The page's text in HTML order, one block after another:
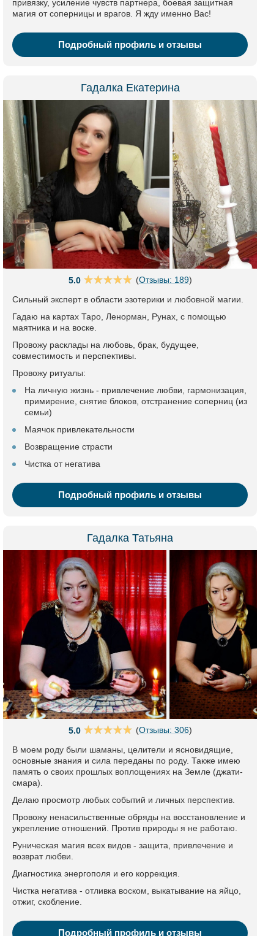
привязку, усиление чувств партнера, боевая защитная
магия от соперницы и врагов. Я жду именно Вас!
Подробный профиль и отзывы
Гадалка Екатерина
5.0 (Отзывы: 189)
Сильный эксперт в области эзотерики и любовной магии.
Гадаю на картах Таро, Ленорман, Рунах, с помощью
маятника и на воске.
Провожу расклады на любовь, брак, будущее,
совместимость и перспективы.
Провожу ритуалы:
На личную жизнь - привлечение любви, гармонизация,
примирение, снятие блоков, отстранение соперниц (из
семьи)
Маячок привлекательности
Возвращение страсти
Чистка от негатива
Подробный профиль и отзывы
Гадалка Татьяна
5.0 (Отзывы: 306)
В моем роду были шаманы, целители и ясновидящие,
основные знания и сила переданы по роду. Также имею
память о своих прошлых воплощениях на Земле (джати-
смара).
Делаю просмотр любых событий и личных перспектив.
Провожу ненасильственные обряды на восстановление и
укрепление отношений. Против природы я не работаю.
Руническая магия всех видов - защита, привлечение и
возврат любви.
Диагностика энергополя и его коррекция.
Чистка негатива - отливка воском, выкатывание на яйцо,
отжиг, скобление.
Подробный профиль и отзывы